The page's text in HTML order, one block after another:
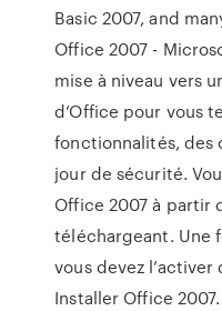
Basic 2007, and
Office 2007 -
mise à niveau vers
d’Office pour vous
fonctionnalités, des
jour de sécurité.
Office 2007 à partir
téléchargeant. Une
vous devez
Installer Office